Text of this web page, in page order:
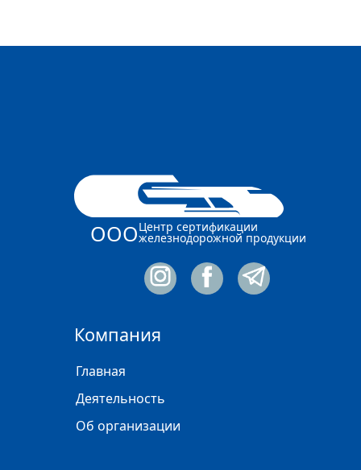
ОООЦентр сертификации
железнодорожной продукции
Компания
Главная
Деятельность
Об организации